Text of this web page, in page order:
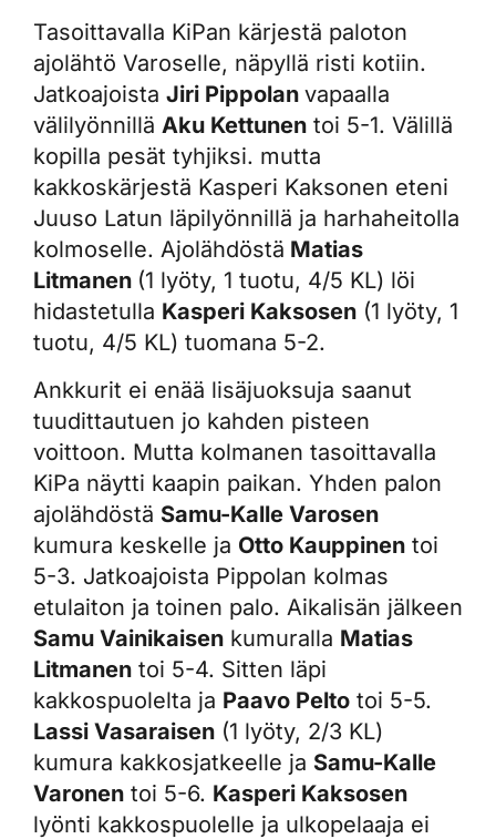
Tasoittavalla KiPan kärjestä paloton
ajolähtö Varoselle, näpyllä risti kotiin.
Jatkoajoista Jiri Pippolan vapaalla
välilyönnillä Aku Kettunen toi 5-1. Välillä
kopilla pesät tyhjiksi. mutta
kakkoskärjestä Kasperi Kaksonen eteni
Juuso Latun läpilyönnillä ja harhaheitolla
kolmoselle. Ajolähdöstä Matias
Litmanen (1 lyöty, 1 tuotu, 4/5 KL) löi
hidastetulla Kasperi Kaksosen (1 lyöty, 1
tuotu, 4/5 KL) tuomana 5-2.
Ankkurit ei enää lisäjuoksuja saanut
tuudittautuen jo kahden pisteen
voittoon. Mutta kolmanen tasoittavalla
KiPa näytti kaapin paikan. Yhden palon
ajolähdöstä Samu-Kalle Varosen
kumura keskelle ja Otto Kauppinen toi
5-3. Jatkoajoista Pippolan kolmas
etulaiton ja toinen palo. Aikalisän jälkeen
Samu Vainikaisen kumuralla Matias
Litmanen toi 5-4. Sitten läpi
kakkospuolelta ja Paavo Pelto toi 5-5.
Lassi Vasaraisen (1 lyöty, 2/3 KL)
kumura kakkosjatkeelle ja Samu-Kalle
Varonen toi 5-6. Kasperi Kaksosen
lyönti kakkospuolelle ja ulkopelaaja ei